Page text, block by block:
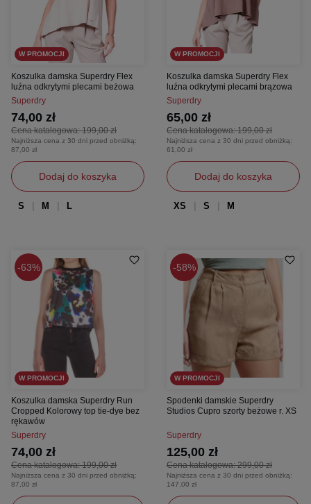
W PROMOCJI
Koszulka damska Superdry Flex
luźna odkrytymi plecami beżowa
Superdry
Cena katalogowa:199,00 zł
74,00 zł
Najniższa cena z 30 dni przed obniżką:
87,00 zł
Dodaj do koszyka
S M L
W PROMOCJI
Koszulka damska Superdry Flex
luźna odkrytymi plecami brązowa
Superdry
Cena katalogowa:199,00 zł
65,00 zł
Najniższa cena z 30 dni przed obniżką:
61,00 zł
Dodaj do koszyka
XS S M
63%
W PROMOCJI
Koszulka damska Superdry Run
Cropped Kolorowy top tie-dye bez
rękawów
Superdry
Cena katalogowa:199,00 zł
74,00 zł
Najniższa cena z 30 dni przed obniżką:
87,00 zł
58%
W PROMOCJI
Spodenki damskie Superdry
Studios Cupro szorty beżowe r. XS
Superdry
Cena katalogowa:299,00 zł
125,00 zł
Najniższa cena z 30 dni przed obniżką:
147,00 zł